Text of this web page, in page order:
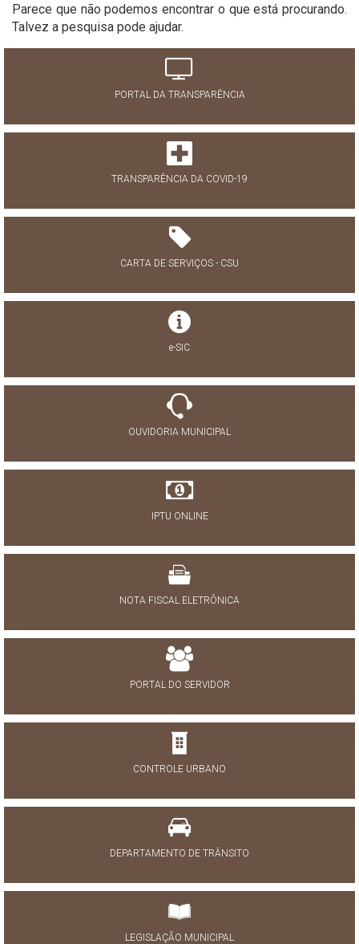
Parece que não podemos encontrar o que está procurando.
Talvez a pesquisa pode ajudar.
PORTAL DA TRANSPARÊNCIA
TRANSPARÊNCIA DA COVID-19
CARTA DE SERVIÇOS - CSU
e-SIC
OUVIDORIA MUNICIPAL
IPTU ONLINE
NOTA FISCAL ELETRÔNICA
PORTAL DO SERVIDOR
CONTROLE URBANO
DEPARTAMENTO DE TRÂNSITO
LEGISLAÇÃO MUNICIPAL